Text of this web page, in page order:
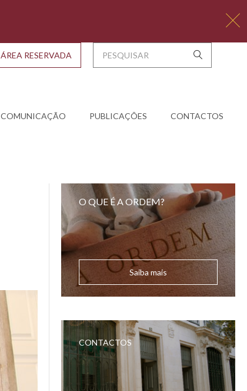
COMUNICAÇÃO PUBLICAÇÕES CONTACTOS
ÁREA RESERVADA
O QUE É A ORDEM?
Saiba mais
CONTACTOS